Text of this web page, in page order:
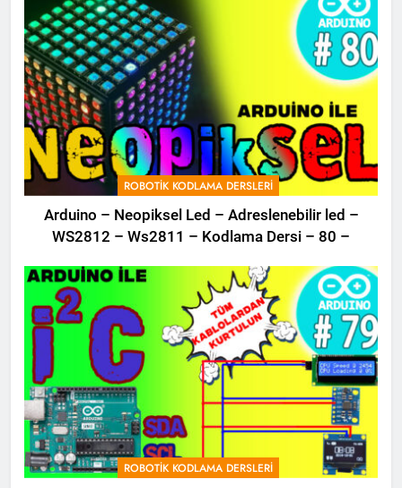
ROBOTIK KODLAMA DERSLERI
Arduino – Neopiksel Led – Adreslenebilir led –
WS2812 – Ws2811 – Kodlama Dersi – 80 –
ROBOTIK KODLAMA DERSLERI